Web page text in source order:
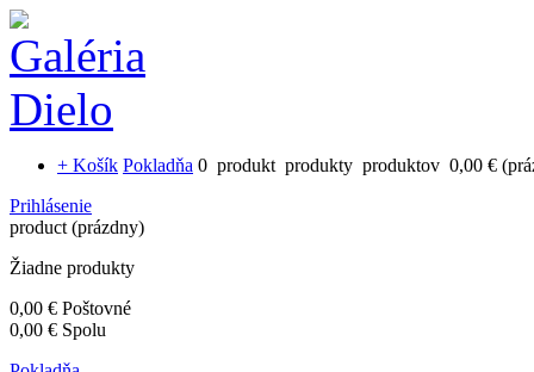
+ Košík Pokladňa 0 produkt produkty produktov 0,00 €
Prihlásenie
product (prázdny)
Žiadne produkty
0,00 € Poštovné
0,00 € Spolu